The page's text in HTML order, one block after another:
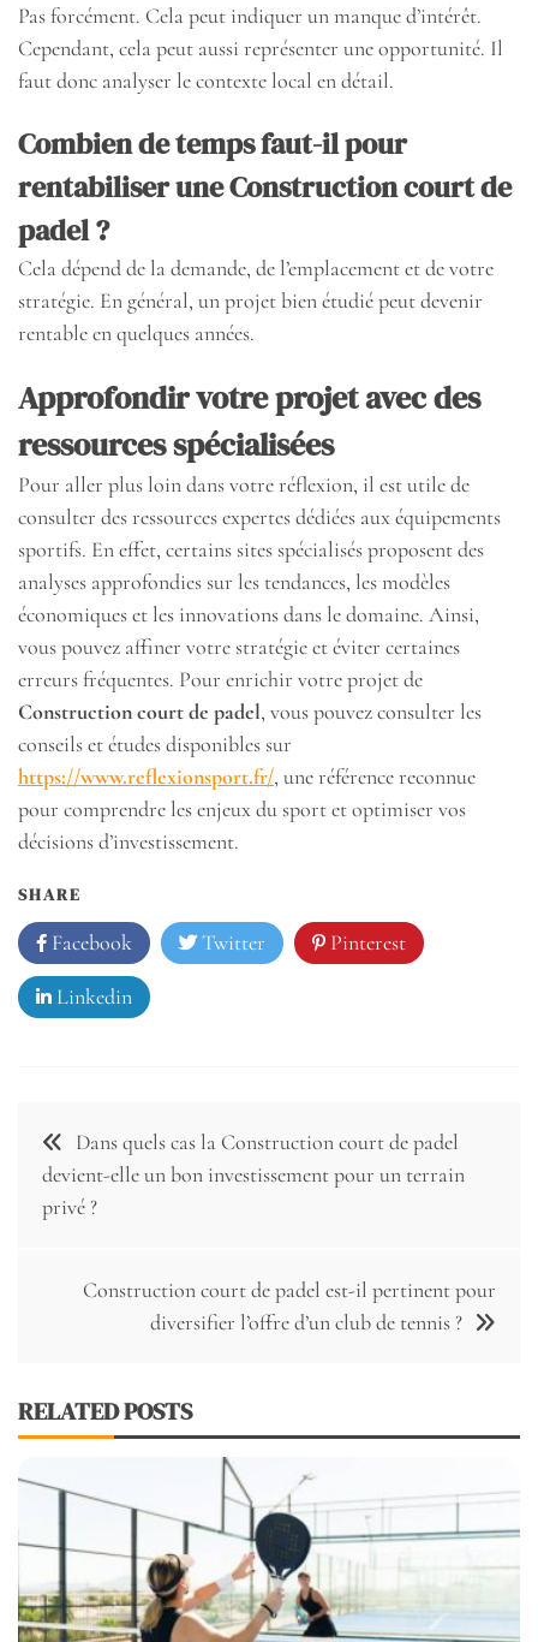
Pas forcément. Cela peut indiquer un manque d’intérêt.
Cependant, cela peut aussi représenter une opportunité. Il
faut donc analyser le contexte local en détail.
Combien de temps faut-il pour
rentabiliser une Construction court de
padel ?
Cela dépend de la demande, de l’emplacement et de votre
stratégie. En général, un projet bien étudié peut devenir
rentable en quelques années.
Approfondir votre projet avec des
ressources spécialisées
Pour aller plus loin dans votre réflexion, il est utile de
consulter des ressources expertes dédiées aux équipements
sportifs. En effet, certains sites spécialisés proposent des
analyses approfondies sur les tendances, les modèles
économiques et les innovations dans le domaine. Ainsi,
vous pouvez affiner votre stratégie et éviter certaines
erreurs fréquentes. Pour enrichir votre projet de
Construction court de padel, vous pouvez consulter les
conseils et études disponibles sur
https://www.reflexionsport.fr/, une référence reconnue
pour comprendre les enjeux du sport et optimiser vos
décisions d’investissement.
SHARE
Facebook Twitter Pinterest
Linkedin
Navigation
de
l’article
Dans quels cas la Construction court de padel
devient-elle un bon investissement pour un terrain
privé ?
Construction court de padel est-il pertinent pour
diversifier l’offre d’un club de tennis ?
RELATED POSTS